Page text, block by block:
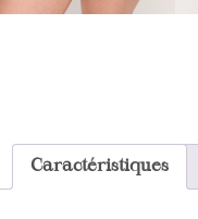
Caractéristiques